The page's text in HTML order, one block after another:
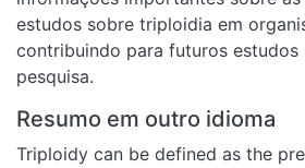
Resumo em outro idioma
Triploidy can be defined as the
sets of chromosomes in cells. The
advantageous characteristics for
study aims to provide a bibliometric